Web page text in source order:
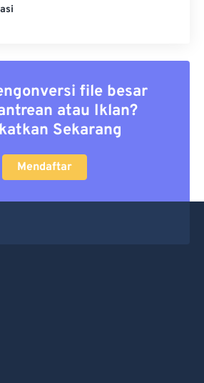
file besar
atau Iklan?
Sekarang
Mendaftar